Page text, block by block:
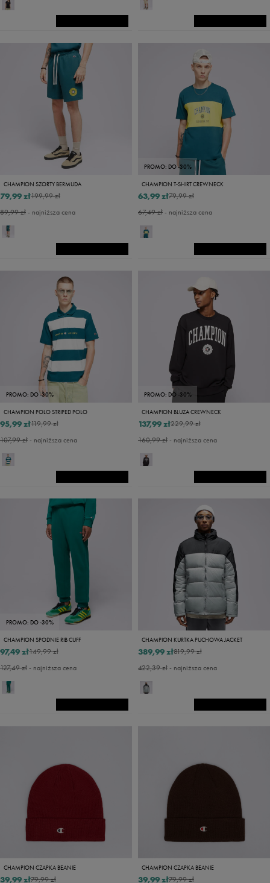
CHAMPION SZORTY BERMUDA
199,99 zł
79,99 zł
89,99 zł- najniższa cena
PROMO: DO -30%
CHAMPION T-SHIRT CREWNECK
79,99 zł
63,99 zł
67,49 zł- najniższa cena
PROMO: DO -30%
CHAMPION POLO STRIPED POLO
119,99 zł
95,99 zł
107,99 zł- najniższa cena
PROMO: DO -30%
CHAMPION BLUZA CREWNECK
229,99 zł
137,99 zł
160,99 zł- najniższa cena
PROMO: DO -30%
CHAMPION SPODNIE RIB CUFF
149,99 zł
97,49 zł
127,49 zł- najniższa cena
CHAMPION KURTKA PUCHOWA JACKET
819,99 zł
389,99 zł
422,39 zł- najniższa cena
CHAMPION CZAPKA BEANIE
79,99 zł
39,99 zł
CHAMPION CZAPKA BEANIE
79,99 zł
39,99 zł